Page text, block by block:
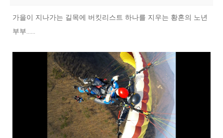
가을이 지나가는 길목에 버킷리스트 하나를 지우는 황혼의 노년
부부......